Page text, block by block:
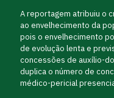
A reportagem atribuiu o
ao envelhecimento da
pois o envelhecimento
de evolução lenta e
concessões de auxílio-
duplica o número de
médico-pericial